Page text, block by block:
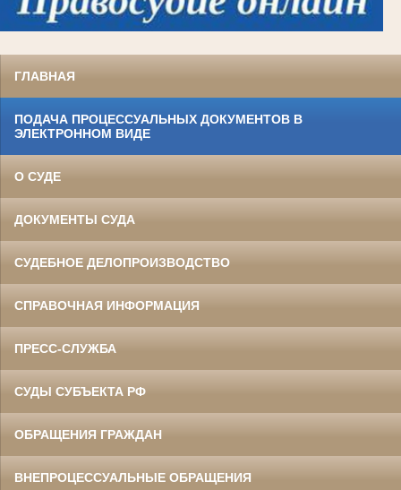
ГЛАВНАЯ
ПОДАЧА ПРОЦЕССУАЛЬНЫХ ДОКУМЕНТОВ В
ЭЛЕКТРОННОМ ВИДЕ
О СУДЕ
ДОКУМЕНТЫ СУДА
СУДЕБНОЕ ДЕЛОПРОИЗВОДСТВО
СПРАВОЧНАЯ ИНФОРМАЦИЯ
ПРЕСС-СЛУЖБА
СУДЫ СУБЪЕКТА РФ
ОБРАЩЕНИЯ ГРАЖДАН
ВНЕПРОЦЕССУАЛЬНЫЕ ОБРАЩЕНИЯ